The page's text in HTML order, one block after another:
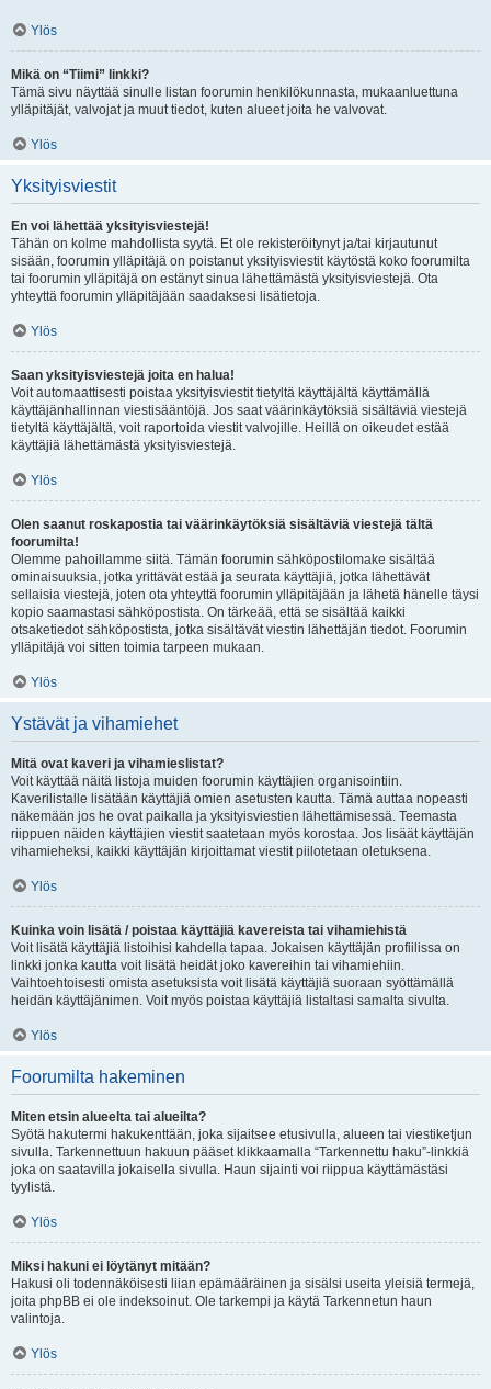
Ylös
Mikä on “Tiimi” linkki?
Tämä sivu näyttää sinulle listan foorumin henkilökunnasta, mukaanluettuna
ylläpitäjät, valvojat ja muut tiedot, kuten alueet joita he valvovat.
Ylös
Yksityisviestit
En voi lähettää yksityisviestejä!
Tähän on kolme mahdollista syytä. Et ole rekisteröitynyt ja/tai kirjautunut
sisään, foorumin ylläpitäjä on poistanut yksityisviestit käytöstä koko foorumilta
tai foorumin ylläpitäjä on estänyt sinua lähettämästä yksityisviestejä. Ota
yhteyttä foorumin ylläpitäjään saadaksesi lisätietoja.
Ylös
Saan yksityisviestejä joita en halua!
Voit automaattisesti poistaa yksityisviestit tietyltä käyttäjältä käyttämällä
käyttäjänhallinnan viestisääntöjä. Jos saat väärinkäytöksiä sisältäviä viestejä
tietyltä käyttäjältä, voit raportoida viestit valvojille. Heillä on oikeudet estää
käyttäjiä lähettämästä yksityisviestejä.
Ylös
Olen saanut roskapostia tai väärinkäytöksiä sisältäviä viestejä tältä
foorumilta!
Olemme pahoillamme siitä. Tämän foorumin sähköpostilomake sisältää
ominaisuuksia, jotka yrittävät estää ja seurata käyttäjiä, jotka lähettävät
sellaisia viestejä, joten ota yhteyttä foorumin ylläpitäjään ja lähetä hänelle täysi
kopio saamastasi sähköpostista. On tärkeää, että se sisältää kaikki
otsaketiedot sähköpostista, jotka sisältävät viestin lähettäjän tiedot. Foorumin
ylläpitäjä voi sitten toimia tarpeen mukaan.
Ylös
Ystävät ja vihamiehet
Mitä ovat kaveri ja vihamieslistat?
Voit käyttää näitä listoja muiden foorumin käyttäjien organisointiin.
Kaverilistalle lisätään käyttäjiä omien asetusten kautta. Tämä auttaa nopeasti
näkemään jos he ovat paikalla ja yksityisviestien lähettämisessä. Teemasta
riippuen näiden käyttäjien viestit saatetaan myös korostaa. Jos lisäät käyttäjän
vihamieheksi, kaikki käyttäjän kirjoittamat viestit piilotetaan oletuksena.
Ylös
Kuinka voin lisätä / poistaa käyttäjiä kavereista tai vihamiehistä
Voit lisätä käyttäjiä listoihisi kahdella tapaa. Jokaisen käyttäjän profiilissa on
linkki jonka kautta voit lisätä heidät joko kavereihin tai vihamiehiin.
Vaihtoehtoisesti omista asetuksista voit lisätä käyttäjiä suoraan syöttämällä
heidän käyttäjänimen. Voit myös poistaa käyttäjiä listaltasi samalta sivulta.
Ylös
Foorumilta hakeminen
Miten etsin alueelta tai alueilta?
Syötä hakutermi hakukenttään, joka sijaitsee etusivulla, alueen tai viestiketjun
sivulla. Tarkennettuun hakuun pääset klikkaamalla “Tarkennettu haku”-linkkiä
joka on saatavilla jokaisella sivulla. Haun sijainti voi riippua käyttämästäsi
tyylistä.
Ylös
Miksi hakuni ei löytänyt mitään?
Hakusi oli todennäköisesti liian epämääräinen ja sisälsi useita yleisiä termejä,
joita phpBB ei ole indeksoinut. Ole tarkempi ja käytä Tarkennetun haun
valintoja.
Ylös